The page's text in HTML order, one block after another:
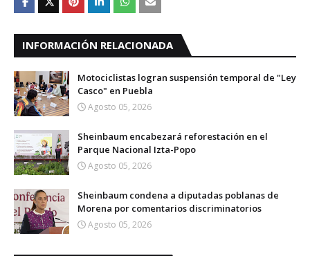
INFORMACIÓN RELACIONADA
Motociclistas logran suspensión temporal de "Ley
Casco" en Puebla
Agosto 05, 2026
Sheinbaum encabezará reforestación en el
Parque Nacional Izta-Popo
Agosto 05, 2026
Sheinbaum condena a diputadas poblanas de
Morena por comentarios discriminatorios
Agosto 05, 2026